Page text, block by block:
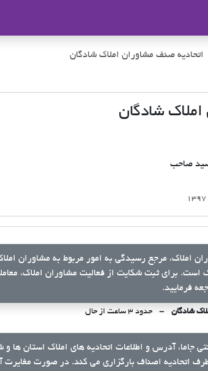
اتحادیه صنف مشاوران املاک شادگان
شادگان
سید صاحب
املاک، مرجع رسیدگی به امور مربوط به مشاوران
برای ثبت شکایت از فعالیت مشاوران املاک،
فرمایید.
شادگان حدود ۳ ساعت از حال
جاما، آدرس و اطلاعات اتحادیه های املاک استان ها
اتحادیه اصناف بارگزاری می کند. در صورت مغایرت